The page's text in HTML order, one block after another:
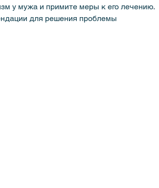
у мужа и примите меры к его лечению.
для решения проблемы